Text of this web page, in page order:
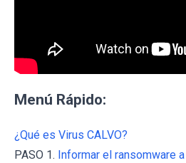
Menú Rápido:
¿Qué es Virus CALVO?
PASO 1. Informar el ransomware